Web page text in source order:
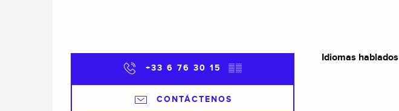
+33 6 76 30 15 ▒▒
CONTÁCTENOS
Idiomas hablados
Idiomas hablados